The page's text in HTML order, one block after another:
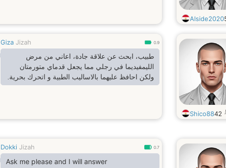
Alside2020
Giza Jizah 0.9
طبيب، ابحث عن علاقة جادة، اعاني من مرض
الليمفيديما في رجلي مما يجعل قدماي متورمتان
ولكن احافظ عليهما بالاساليب الطبية و اتحرك بحرية.
Shico8842
Dokki Jizah 0.7
Ask me please and I will answer